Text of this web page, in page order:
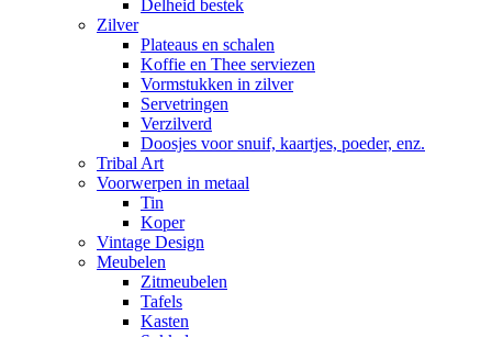
Delheid bestek
Zilver
Plateaus en schalen
Koffie en Thee serviezen
Vormstukken in zilver
Servetringen
Verzilverd
Doosjes voor snuif, kaartjes, poeder, enz.
Tribal Art
Voorwerpen in metaal
Tin
Koper
Vintage Design
Meubelen
Zitmeubelen
Tafels
Kasten